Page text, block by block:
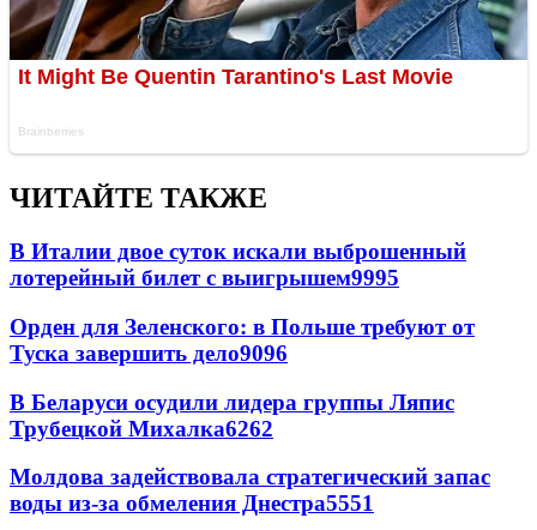
ЧИТАЙТЕ ТАКЖЕ
В Италии двое суток искали выброшенный
лотерейный билет с выигрышем9995
Орден для Зеленского: в Польше требуют от
Туска завершить дело9096
В Беларуси осудили лидера группы Ляпис
Трубецкой Михалка6262
Молдова задействовала стратегический запас
воды из-за обмеления Днестра5551